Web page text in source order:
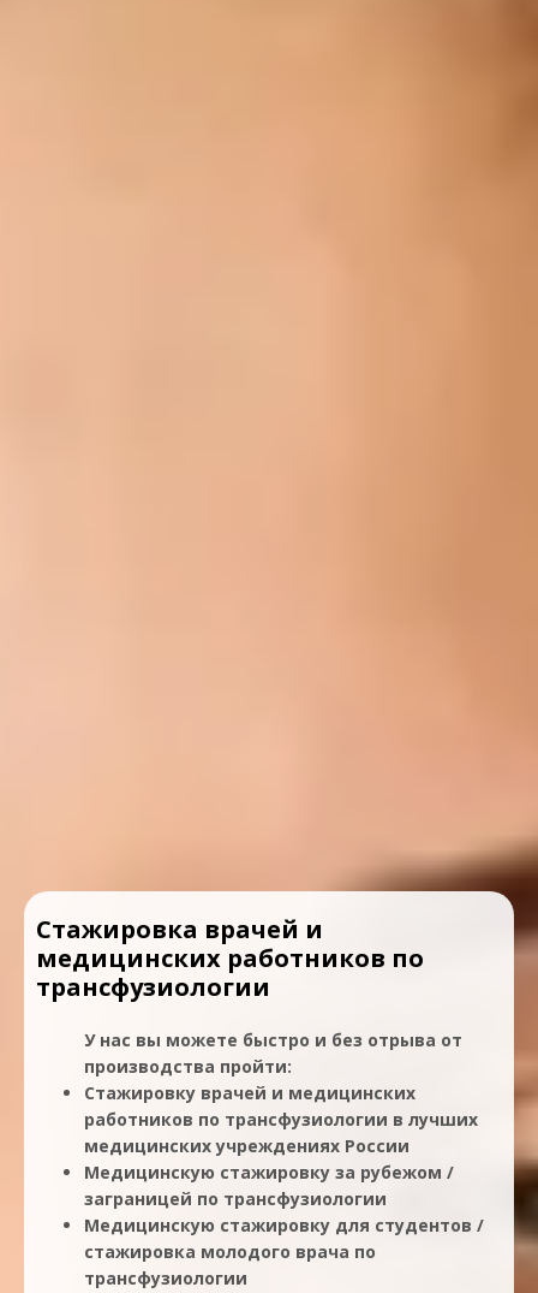
Стажировка врачей и
медицинских работников по
трансфузиологии
У нас вы можете быстро и без отрыва от
производства пройти:
Стажировку врачей и медицинских
работников по трансфузиологии в лучших
медицинских учреждениях России
Медицинскую стажировку за рубежом /
заграницей по трансфузиологии
Медицинскую стажировку для студентов /
стажировка молодого врача по
трансфузиологии